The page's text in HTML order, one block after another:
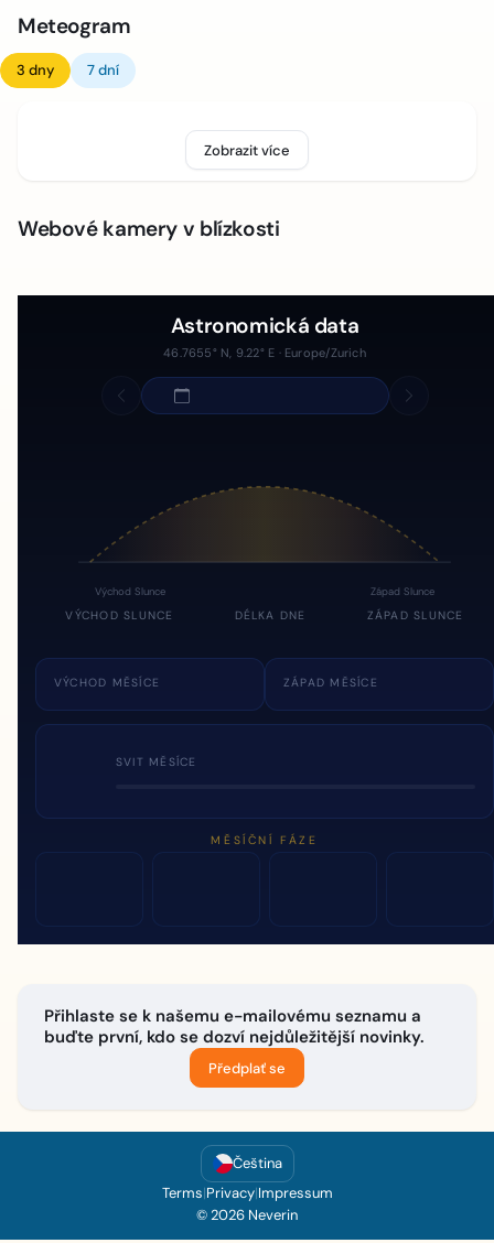
Meteogram
3 dny 7 dní
Zobrazit více
Webové kamery v blízkosti
Astronomická data
46.7655° N, 9.22° E · Europe/Zurich
Východ Slunce Západ Slunce
VÝCHOD SLUNCE DÉLKA DNE ZÁPAD SLUNCE
VÝCHOD MĚSÍCE ZÁPAD MĚSÍCE
SVIT MĚSÍCE
MĚSÍČNÍ FÁZE
Přihlaste se k našemu e-mailovému seznamu a
buďte první, kdo se dozví nejdůležitější novinky.
Předplať se
Čeština
Terms|Privacy|Impressum
© 2026 Neverin